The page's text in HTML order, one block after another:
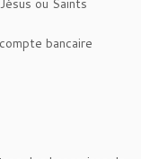
ou Saints
bancaire